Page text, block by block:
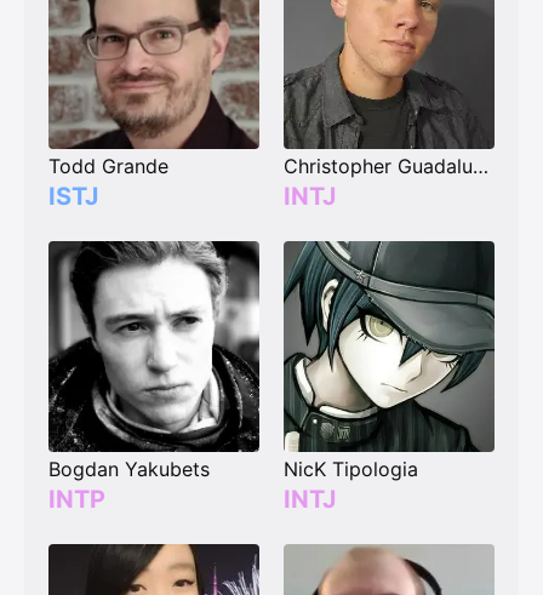
Todd Grande
ISTJ
Christopher Guadalupe (AsuraPsych)
INTJ
Bogdan Yakubets
INTP
NicK Tipologia
INTJ